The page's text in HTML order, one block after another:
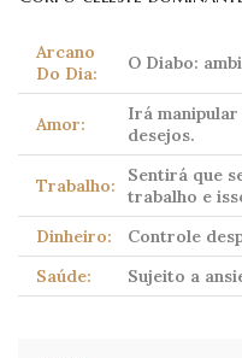
Arcano
Do Dia:
O Diabo:
Amor:
Irá
desejos.
Trabalho:
Sentirá que
trabalho e
Dinheiro:
Controle
Saúde:
Sujeito a